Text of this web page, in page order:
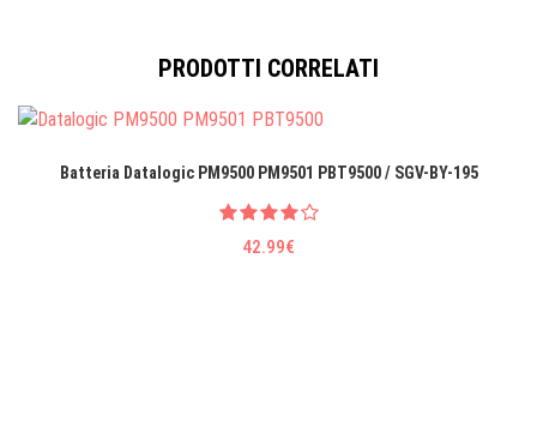
PRODOTTI CORRELATI
Batteria Datalogic PM9500 PM9501 PBT9500 / SGV-BY-195
42.99€